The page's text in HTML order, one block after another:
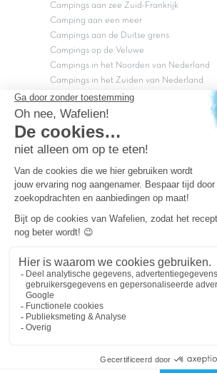
Campings aan zee Zuid-Frankrijk
Camping aan een meer
Campings aan de Duitse grens
Campings op de Veluwe
Campings in het Noorden van Nederland
Campings in het Zuiden van Nederland
Copyright Capfun 2026 ©
Bij Capfun solliciteren
Veelgestelde vragen
Dutchbox Vakantiepark
Superdeals
Capfun in de media
Carabouille.nl
Wettelijke bepalingen
Algemene reisvoorwaarden
Persvragen? mailpersvragen@capfun.com
Powered by ICS
OK